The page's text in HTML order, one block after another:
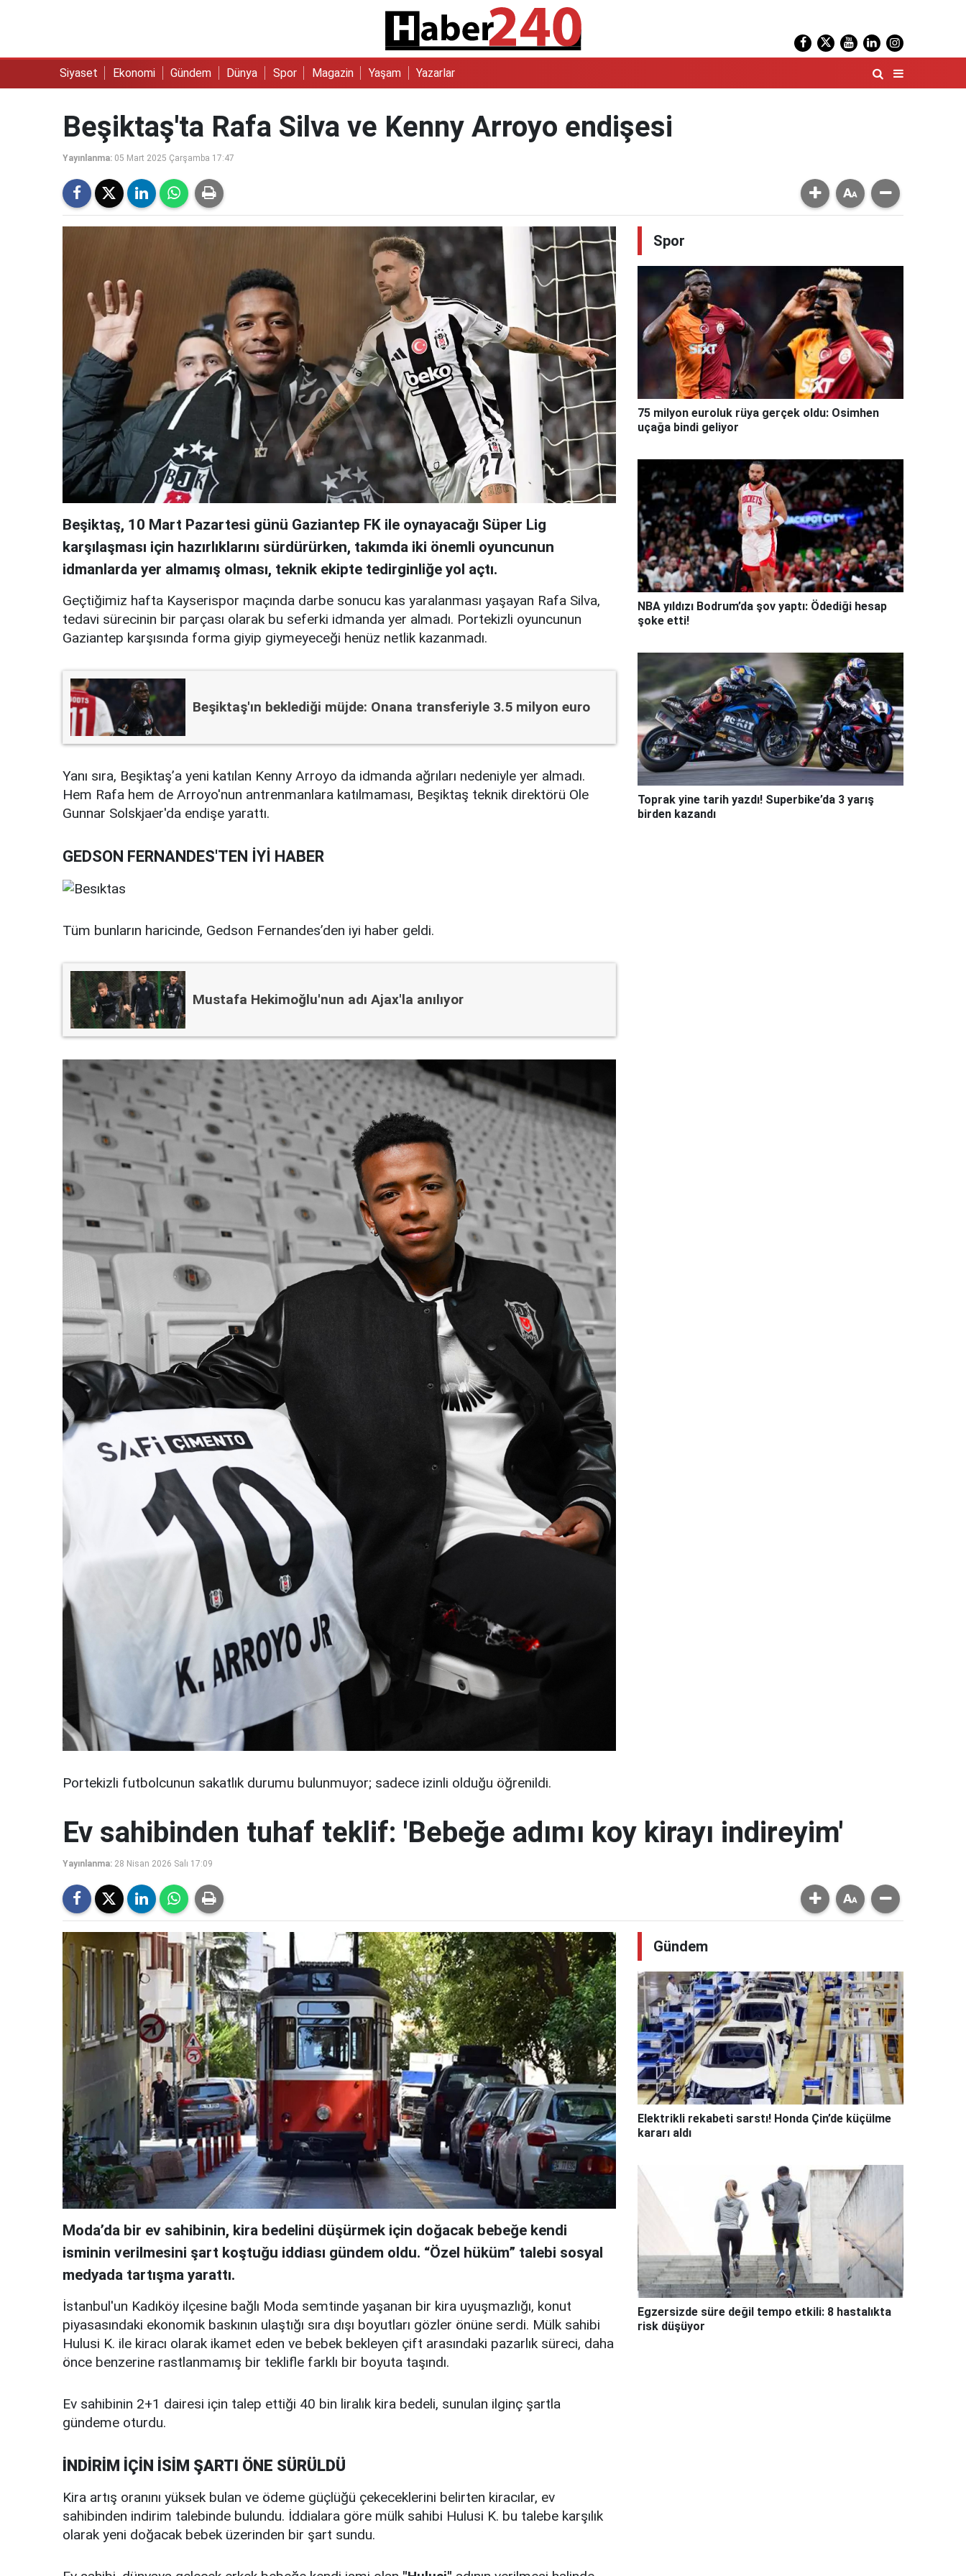
Siyaset Ekonomi Gündem Dünya Spor Magazin Yaşam Yazarlar
Beşiktaş'ta Rafa Silva ve Kenny Arroyo endişesi
Yayınlanma: 05 Mart 2025 Çarşamba 17:47
Beşiktaş, 10 Mart Pazartesi günü Gaziantep FK ile oynayacağı Süper Lig
karşılaşması için hazırlıklarını sürdürürken, takımda iki önemli oyuncunun
idmanlarda yer almamış olması, teknik ekipte tedirginliğe yol açtı.
Geçtiğimiz hafta Kayserispor maçında darbe sonucu kas yaralanması yaşayan Rafa Silva,
tedavi sürecinin bir parçası olarak bu seferki idmanda yer almadı. Portekizli oyuncunun
Gaziantep karşısında forma giyip giymeyeceği henüz netlik kazanmadı.
Beşiktaş'ın beklediği müjde: Onana transferiyle 3.5 milyon euro
Yanı sıra, Beşiktaş’a yeni katılan Kenny Arroyo da idmanda ağrıları nedeniyle yer almadı.
Hem Rafa hem de Arroyo'nun antrenmanlara katılmaması, Beşiktaş teknik direktörü Ole
Gunnar Solskjaer'da endişe yarattı.
GEDSON FERNANDES'TEN İYİ HABER
Tüm bunların haricinde, Gedson Fernandes’den iyi haber geldi.
Mustafa Hekimoğlu'nun adı Ajax'la anılıyor
Portekizli futbolcunun sakatlık durumu bulunmuyor; sadece izinli olduğu öğrenildi.
Spor
75 milyon euroluk rüya gerçek oldu: Osimhen
uçağa bindi geliyor
NBA yıldızı Bodrum’da şov yaptı: Ödediği hesap
şoke etti!
Toprak yine tarih yazdı! Superbike’da 3 yarış
birden kazandı
Ev sahibinden tuhaf teklif: 'Bebeğe adımı koy kirayı indireyim'
Yayınlanma: 28 Nisan 2026 Salı 17:09
Moda’da bir ev sahibinin, kira bedelini düşürmek için doğacak bebeğe kendi
isminin verilmesini şart koştuğu iddiası gündem oldu. “Özel hüküm” talebi sosyal
medyada tartışma yarattı.
İstanbul'un Kadıköy ilçesine bağlı Moda semtinde yaşanan bir kira uyuşmazlığı, konut
piyasasındaki ekonomik baskının ulaştığı sıra dışı boyutları gözler önüne serdi. Mülk sahibi
Hulusi K. ile kiracı olarak ikamet eden ve bebek bekleyen çift arasındaki pazarlık süreci, daha
önce benzerine rastlanmamış bir teklifle farklı bir boyuta taşındı.
Ev sahibinin 2+1 dairesi için talep ettiği 40 bin liralık kira bedeli, sunulan ilginç şartla
gündeme oturdu.
İNDİRİM İÇİN İSİM ŞARTI ÖNE SÜRÜLDÜ
Kira artış oranını yüksek bulan ve ödeme güçlüğü çekeceklerini belirten kiracılar, ev
sahibinden indirim talebinde bulundu. İddialara göre mülk sahibi Hulusi K. bu talebe karşılık
olarak yeni doğacak bebek üzerinden bir şart sundu.
Gündem
Elektrikli rekabeti sarstı! Honda Çin’de küçülme
kararı aldı
Egzersizde süre değil tempo etkili: 8 hastalıkta
risk düşüyor